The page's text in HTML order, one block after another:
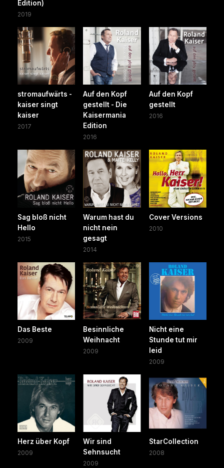
Edition)
2019
stromaufwärts -
kaiser singt
kaiser
2017
Auf den Kopf
gestellt - Die
Kaisermania
Edition
2016
Auf den Kopf
gestellt
2016
Sag bloß nicht
Hello
2015
Warum hast du
nicht nein
gesagt
2014
Cover Versions
2010
Das Beste
2009
Besinnliche
Weihnacht
2009
Nicht eine
Stunde tut mir
leid
2009
Herz über Kopf
2009
Wir sind
Sehnsucht
2009
StarCollection
2008